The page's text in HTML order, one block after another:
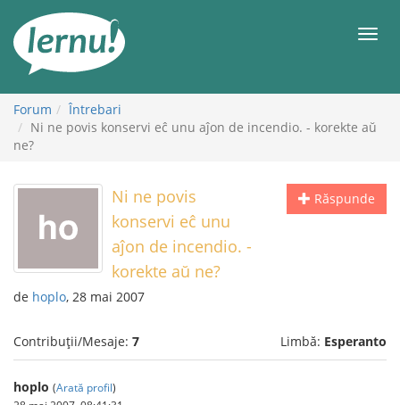
conținut
Forum
Întrebari
Ni ne povis konservi eĉ unu aĵon de incendio. - korekte aŭ
ne?
Răspunde
Ni ne povis
konservi eĉ unu
aĵon de incendio. -
korekte aŭ ne?
de hoplo, 28 mai 2007
Contribuții/Mesaje: 7 Limbă: Esperanto
hoplo (Arată profil)